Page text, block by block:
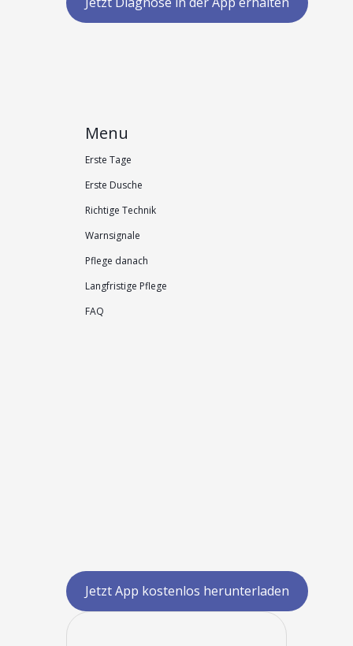
Menu
Erste Tage
Erste Dusche
Richtige Technik
Warnsignale
Pflege danach
Langfristige Pflege
FAQ
Jetzt App kostenlos herunterladen